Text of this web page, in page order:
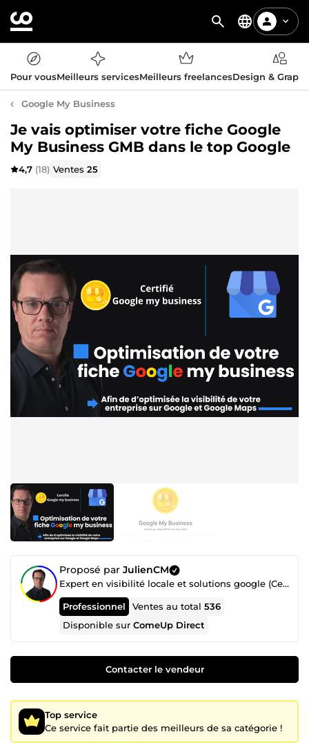
Pour vousMeilleurs servicesMeilleurs freelancesDesign &
Google My Business
Je vais optimiser votre fiche Google
My Business GMB dans le top Google
4,7 (18) Ventes25
Proposé par JulienCM
Expert en visibilité locale et solutions google (Certifié GMB)
Professionnel Ventes au total536
Disponible surComeUp Direct
Contacter le vendeur
Top service
Ce service fait partie des meilleurs de sa catégorie !